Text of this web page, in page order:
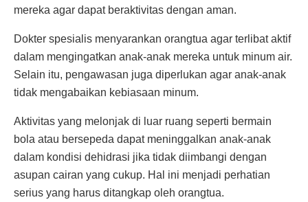
mereka agar dapat beraktivitas dengan aman.
Dokter spesialis menyarankan orangtua agar terlibat aktif
dalam mengingatkan anak-anak mereka untuk minum air.
Selain itu, pengawasan juga diperlukan agar anak-anak
tidak mengabaikan kebiasaan minum.
Aktivitas yang melonjak di luar ruang seperti bermain
bola atau bersepeda dapat meninggalkan anak-anak
dalam kondisi dehidrasi jika tidak diimbangi dengan
asupan cairan yang cukup. Hal ini menjadi perhatian
serius yang harus ditangkap oleh orangtua.